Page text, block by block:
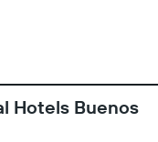
Hotels Buenos